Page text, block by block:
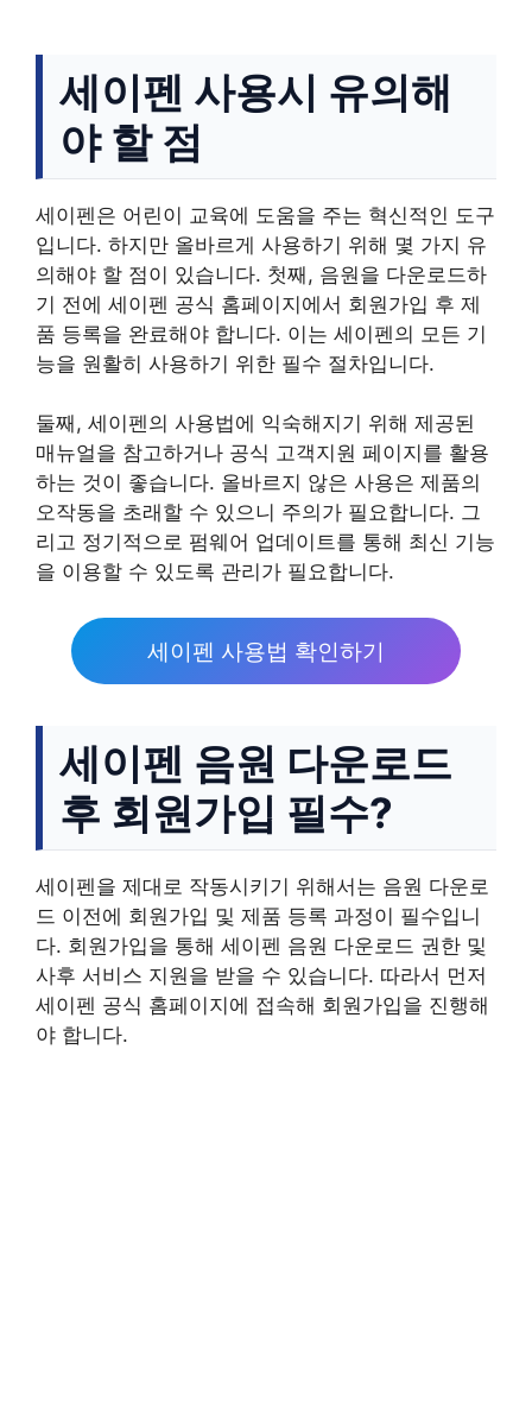
세이펜 사용시 유의해
야 할 점
세이펜은 어린이 교육에 도움을 주는 혁신적인 도구
입니다. 하지만 올바르게 사용하기 위해 몇 가지 유
의해야 할 점이 있습니다. 첫째, 음원을 다운로드하
기 전에 세이펜 공식 홈페이지에서 회원가입 후 제
품 등록을 완료해야 합니다. 이는 세이펜의 모든 기
능을 원활히 사용하기 위한 필수 절차입니다.
둘째, 세이펜의 사용법에 익숙해지기 위해 제공된
매뉴얼을 참고하거나 공식 고객지원 페이지를 활용
하는 것이 좋습니다. 올바르지 않은 사용은 제품의
오작동을 초래할 수 있으니 주의가 필요합니다. 그
리고 정기적으로 펌웨어 업데이트를 통해 최신 기능
을 이용할 수 있도록 관리가 필요합니다.
세이펜 사용법 확인하기
세이펜 음원 다운로드
후 회원가입 필수?
세이펜을 제대로 작동시키기 위해서는 음원 다운로
드 이전에 회원가입 및 제품 등록 과정이 필수입니
다. 회원가입을 통해 세이펜 음원 다운로드 권한 및
사후 서비스 지원을 받을 수 있습니다. 따라서 먼저
세이펜 공식 홈페이지에 접속해 회원가입을 진행해
야 합니다.